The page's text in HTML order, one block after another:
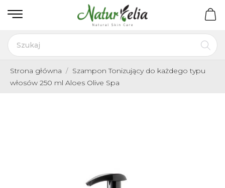
Strona główna
Szampon Tonizujący do każdego typu
włosów 250 ml Aloes Olive Spa